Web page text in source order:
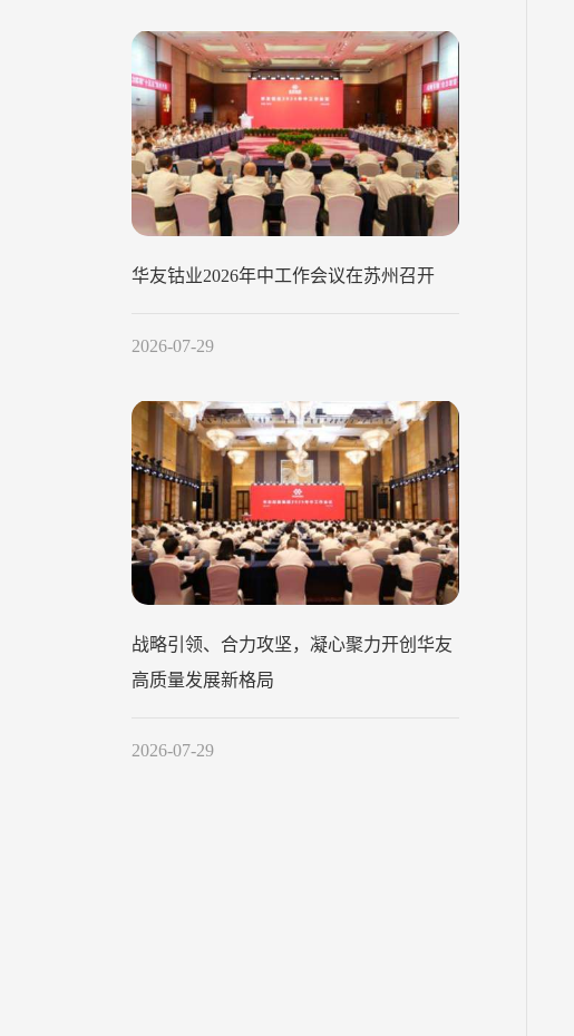
华友钴业2026年中工作会议在苏州召开
2026-07-29
战略引领、合力攻坚，凝心聚力开创华友
高质量发展新格局
2026-07-29